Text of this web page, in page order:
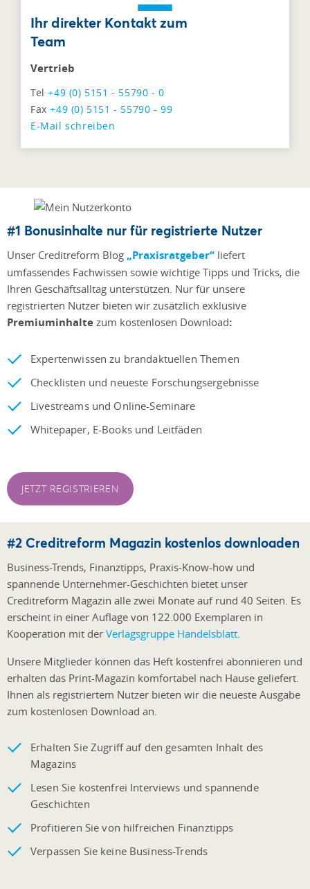
Ihr direkter Kontakt zum
Team
Vertrieb
Tel+49 (0) 5151 - 55790 - 0
Fax+49 (0) 5151 - 55790 - 99
E-Mail schreiben
#1 Bonusinhalte nur für registrierte Nutzer
Unser Creditreform Blog „Praxisratgeber“ liefert
umfassendes Fachwissen sowie wichtige Tipps und Tricks, die
Ihren Geschäftsalltag unterstützen. Nur für unsere
registrierten Nutzer bieten wir zusätzlich exklusive
Premiuminhalte zum kostenlosen Download:
Expertenwissen zu brandaktuellen Themen
Checklisten und neueste Forschungsergebnisse
Livestreams und Online-Seminare
Whitepaper, E-Books und Leitfäden
JETZT REGISTRIEREN
#2 Creditreform Magazin kostenlos downloaden
Business-Trends, Finanztipps, Praxis-Know-how und
spannende Unternehmer-Geschichten bietet unser
Creditreform Magazin alle zwei Monate auf rund 40 Seiten. Es
erscheint in einer Auflage von 122.000 Exemplaren in
Kooperation mit der Verlagsgruppe Handelsblatt
Unsere Mitglieder können das Heft kostenfrei abonnieren und
erhalten das Print-Magazin komfortabel nach Hause geliefert.
Ihnen als registriertem Nutzer bieten wir die neueste Ausgabe
zum kostenlosen Download an.
Erhalten Sie Zugriff auf den gesamten Inhalt des
Magazins
Lesen Sie kostenfrei Interviews und spannende
Geschichten
Profitieren Sie von hilfreichen Finanztipps
Verpassen Sie keine Business-Trends